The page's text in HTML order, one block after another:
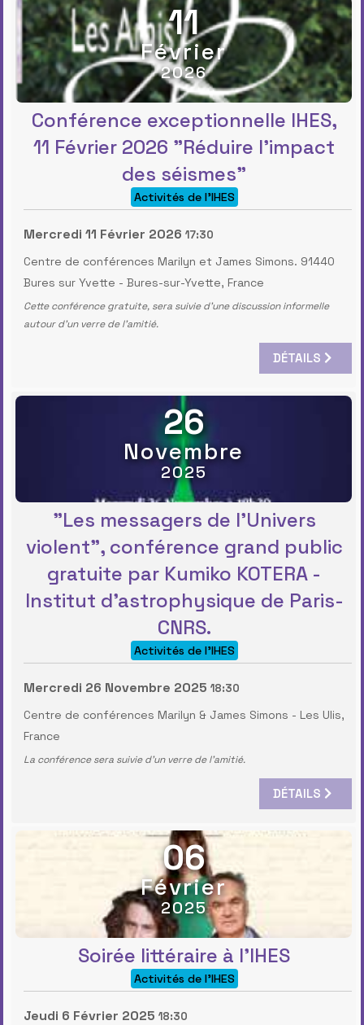
11
Février
2026
Conférence exceptionnelle IHES,
11 Février 2026 "Réduire l'impact
des séismes"
Activités de l'IHES
Mercredi 11 Février 2026 17:30
Centre de conférences Marilyn et James Simons. 91440
Bures sur Yvette - Bures-sur-Yvette, France
Cette conférence gratuite, sera suivie d’une discussion informelle
autour d’un verre de l’amitié.
DÉTAILS
26
Novembre
2025
"Les messagers de l’Univers
violent", conférence grand public
gratuite par Kumiko KOTERA -
Institut d’astrophysique de Paris-
CNRS.
Activités de l'IHES
Mercredi 26 Novembre 2025 18:30
Centre de conférences Marilyn & James Simons - Les Ulis,
France
La conférence sera suivie d’un verre de l’amitié.
DÉTAILS
06
Février
2025
Soirée littéraire à l'IHES
Activités de l'IHES
Jeudi 6 Février 2025 18:30